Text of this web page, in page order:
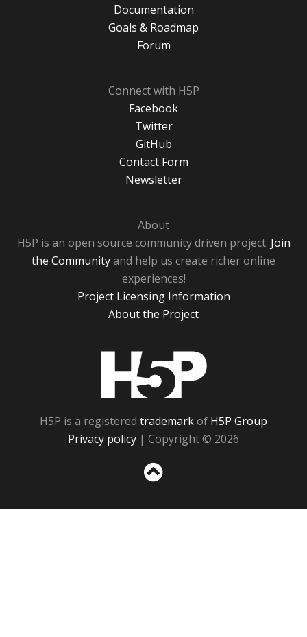
Documentation
Goals & Roadmap
Forum
Connect with H5P
Facebook
Twitter
GitHub
Contact Form
Newsletter
About
H5P is an open source community driven project. Join
the Communityand help us create richer online
experiences!
Project Licensing Information
About the Project
H5P is a registered trademarkof H5P Group
Privacy policy | Copyright © 2026